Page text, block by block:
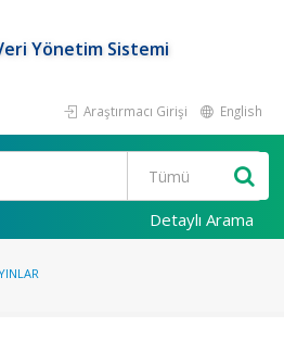
Yönetim Sistemi
Araştırmacı Girişi English
Detaylı Arama